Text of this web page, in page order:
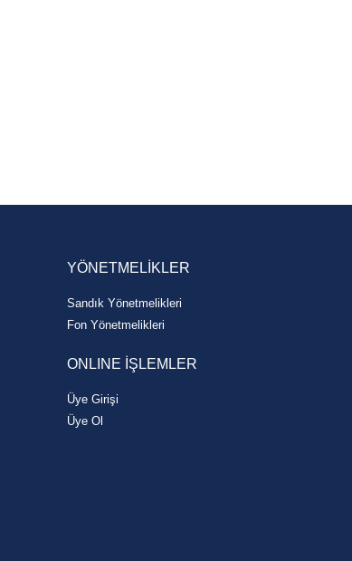
YÖNETMELİKLER
Sandık Yönetmelikleri
Fon Yönetmelikleri
ONLINE İŞLEMLER
Üye Girişi
Üye Ol